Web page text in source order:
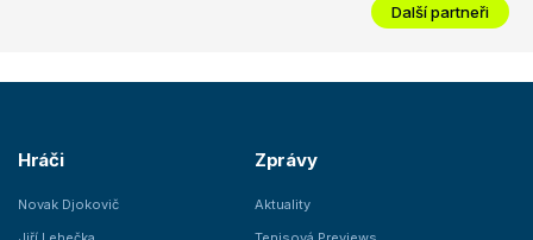
Další partneři
Hráči
Novak Djokovič
Zprávy
Aktuality